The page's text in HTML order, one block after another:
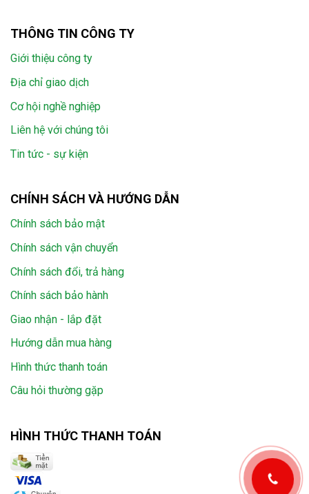
THÔNG TIN CÔNG TY
Giới thiệu công ty
Địa chỉ giao dịch
Cơ hội nghề nghiệp
Liên hệ với chúng tôi
Tin tức - sự kiện
CHÍNH SÁCH VÀ HƯỚNG DẪN
Chính sách bảo mật
Chính sách vận chuyển
Chính sách đổi, trả hàng
Chính sách bảo hành
Giao nhận - lắp đặt
Hướng dẫn mua hàng
Hình thức thanh toán
Câu hỏi thường gặp
HÌNH THỨC THANH TOÁN